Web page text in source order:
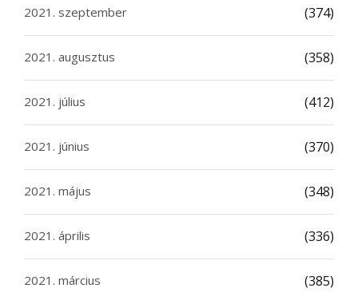
2021. szeptember (374)
2021. augusztus (358)
2021. július (412)
2021. június (370)
2021. május (348)
2021. április (336)
2021. március (385)